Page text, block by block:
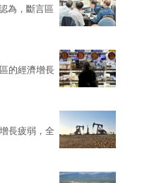
為，斷言區
的經濟增長
長疲弱，全